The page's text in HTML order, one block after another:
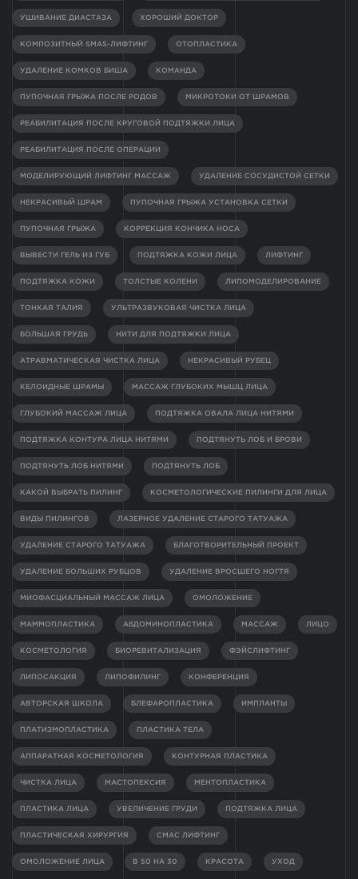
УШИВАНИЕ ДИАСТАЗА ХОРОШИЙ ДОКТОР
КОМПОЗИТНЫЙ SMAS-ЛИФТИНГ ОТОПЛАСТИКА
УДАЛЕНИЕ КОМКОВ БИША КОМАНДА
ПУПОЧНАЯ ГРЫЖА ПОСЛЕ РОДОВ МИКРОТОКИ ОТ ШРАМОВ
РЕАБИЛИТАЦИЯ ПОСЛЕ КРУГОВОЙ ПОДТЯЖКИ ЛИЦА
РЕАБИЛИТАЦИЯ ПОСЛЕ ОПЕРАЦИИ
МОДЕЛИРУЮЩИЙ ЛИФТИНГ МАССАЖ УДАЛЕНИЕ СОСУДИСТОЙ СЕТКИ
НЕКРАСИВЫЙ ШРАМ ПУПОЧНАЯ ГРЫЖА УСТАНОВКА СЕТКИ
ПУПОЧНАЯ ГРЫЖА КОРРЕКЦИЯ КОНЧИКА НОСА
ВЫВЕСТИ ГЕЛЬ ИЗ ГУБ ПОДТЯЖКА КОЖИ ЛИЦА ЛИФТИНГ
ПОДТЯЖКА КОЖИ ТОЛСТЫЕ КОЛЕНИ ЛИПОМОДЕЛИРОВАНИЕ
ТОНКАЯ ТАЛИЯ УЛЬТРАЗВУКОВАЯ ЧИСТКА ЛИЦА
БОЛЬШАЯ ГРУДЬ НИТИ ДЛЯ ПОДТЯЖКИ ЛИЦА
АТРАВМАТИЧЕСКАЯ ЧИСТКА ЛИЦА НЕКРАСИВЫЙ РУБЕЦ
КЕЛОИДНЫЕ ШРАМЫ МАССАЖ ГЛУБОКИХ МЫШЦ ЛИЦА
ГЛУБОКИЙ МАССАЖ ЛИЦА ПОДТЯЖКА ОВАЛА ЛИЦА НИТЯМИ
ПОДТЯЖКА КОНТУРА ЛИЦА НИТЯМИ ПОДТЯНУТЬ ЛОБ И БРОВИ
ПОДТЯНУТЬ ЛОБ НИТЯМИ ПОДТЯНУТЬ ЛОБ
КАКОЙ ВЫБРАТЬ ПИЛИНГ КОСМЕТОЛОГИЧЕСКИЕ ПИЛИНГИ ДЛЯ ЛИЦА
ВИДЫ ПИЛИНГОВ ЛАЗЕРНОЕ УДАЛЕНИЕ СТАРОГО ТАТУАЖА
УДАЛЕНИЕ СТАРОГО ТАТУАЖА БЛАГОТВОРИТЕЛЬНЫЙ ПРОЕКТ
УДАЛЕНИЕ БОЛЬШИХ РУБЦОВ УДАЛЕНИЕ ВРОСШЕГО НОГТЯ
МИОФАСЦИАЛЬНЫЙ МАССАЖ ЛИЦА ОМОЛОЖЕНИЕ
МАММОПЛАСТИКА АБДОМИНОПЛАСТИКА МАССАЖ ЛИЦО
КОСМЕТОЛОГИЯ БИОРЕВИТАЛИЗАЦИЯ ФЭЙСЛИФТИНГ
ЛИПОСАКЦИЯ ЛИПОФИЛИНГ КОНФЕРЕНЦИЯ
АВТОРСКАЯ ШКОЛА БЛЕФАРОПЛАСТИКА ИМПЛАНТЫ
ПЛАТИЗМОПЛАСТИКА ПЛАСТИКА ТЕЛА
АППАРАТНАЯ КОСМЕТОЛОГИЯ КОНТУРНАЯ ПЛАСТИКА
ЧИСТКА ЛИЦА МАСТОПЕКСИЯ МЕНТОПЛАСТИКА
ПЛАСТИКА ЛИЦА УВЕЛИЧЕНИЕ ГРУДИ ПОДТЯЖКА ЛИЦА
ПЛАСТИЧЕСКАЯ ХИРУРГИЯ СМАС ЛИФТИНГ
ОМОЛОЖЕНИЕ ЛИЦА В 50 НА 30 КРАСОТА УХОД